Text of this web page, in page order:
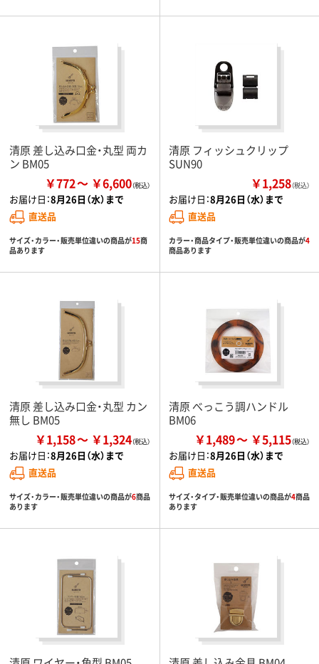
清原 差し込み口金・丸型 両カ
ン BM05
￥772 ￥6,600
お届け日：8月26日（水）まで
直送品
サイズ・カラー・販売単位違いの商品が15商
品あります
清原 フィッシュクリップ
SUN90
￥1,258（税込）
お届け日：8月26日（水）まで
直送品
カラー・商品タイプ・販売単位違いの商品が4
商品あります
清原 差し込み口金・丸型 カン
無し BM05
￥1,158 ￥1,324
お届け日：8月26日（水）まで
直送品
サイズ・カラー・販売単位違いの商品が6商品
あります
清原 べっこう調ハンドル
BM06
￥1,489 ￥5,115
お届け日：8月26日（水）まで
直送品
サイズ・タイプ・販売単位違いの商品が4商品
あります